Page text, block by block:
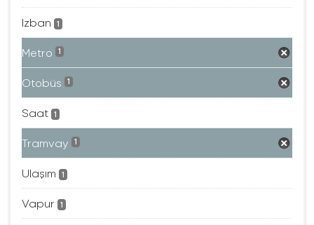
Izban 1
Metro 1
Otobüs 1
Saat 1
Tramvay 1
Ulaşım 1
Vapur 1